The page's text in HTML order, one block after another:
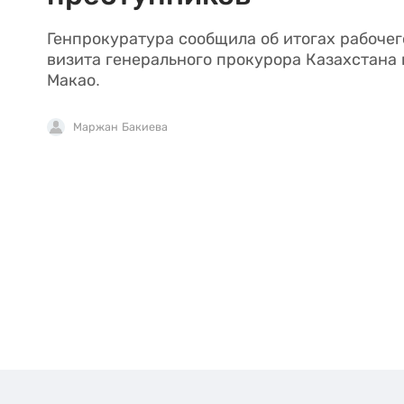
Генпрокуратура сообщила об итогах
визита генерального прокурора Казахстана
Макао.
Маржан Бакиева